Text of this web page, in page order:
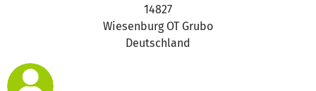
14827
Wiesenburg OT Grubo
Deutschland